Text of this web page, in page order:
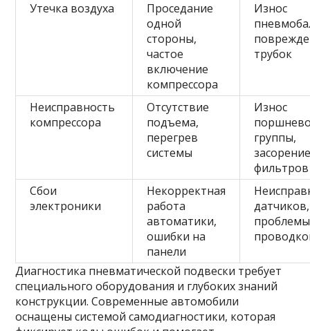
Утечка воздуха
Проседание
одной
стороны,
частое
включение
компрессора
Износ
трубок
Неисправность
компрессора
Отсутствие
подъема,
перегрев
системы
Износ
группы,
фильтров
Сбои
электроники
Некорректная
работа
автоматики,
ошибки на
панели
датчиков,
Диагностика пневматической подвески требует
специального оборудования и глубоких знаний
конструкции. Современные автомобили
оснащены системой самодиагностики, которая